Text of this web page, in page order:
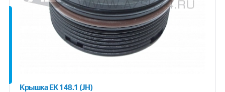
Крышка EK 148.1 (JH)